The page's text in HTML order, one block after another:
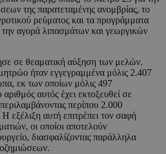
της παρατεταμένης ανομβρίας, το
ρεύματος και τα προγράμματα
την αγορά λιπασμάτων και γεωργικών
σε θεαματική αύξηση των μελών.
ήταν εγγεγραμμένα μόλις 2.407
εκ των οποίων μόλις 497
αυτός έχει εκτοξευθεί σε
περίπου 2.000
εξέλιξη αυτή επιτρέπει τον σαφή
οι οποίοι αποτελούν
διασφαλίζοντας παράλληλα